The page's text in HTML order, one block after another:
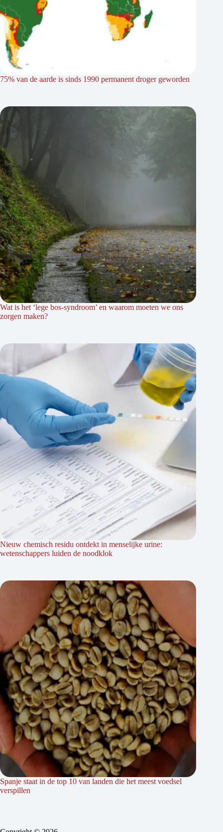
75% van de aarde is sinds 1990 permanent droger geworden
Wat is het ‘lege bos-syndroom’ en waarom moeten we ons
zorgen maken?
Nieuw chemisch residu ontdekt in menselijke urine:
wetenschappers luiden de noodklok
Spanje staat in de top 10 van landen die het meest voedsel
verspillen